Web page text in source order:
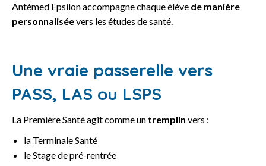
Antémed Epsilon accompagne chaque élève de manière
personnaliséevers les études de santé.
Une vraie passerelle vers
PASS, LAS ou LSPS
La Première Santé agit comme un tremplin vers :
la Terminale Santé
le Stage de pré-rentrée